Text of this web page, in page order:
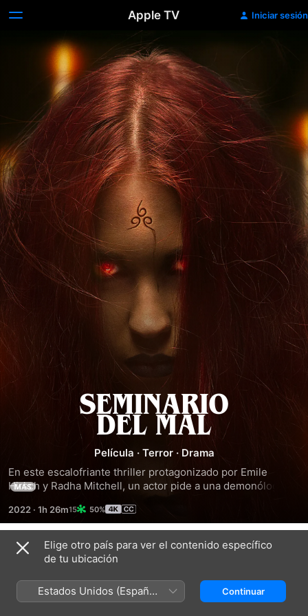
Apple TV Iniciar sesión
Seminario
del
mal
Película · Terror · Drama
En este escalofriante thriller protagonizado por Emile
Hirsch y Radha Mitchell, un actor pide a una demonóloga
juntos acaba en una vorágine de violencia ritual.
MÁS
2022 · 1h 26m 50%
Tráilers
Elige otro país para ver el contenido específico
de tu ubicación
Estados Unidos (Español
México)
Continuar